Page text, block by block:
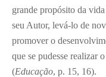
grande propósito da
seu Autor, levá-lo de
promover o
que se pudesse realizar
(Educação, p. 15, 16).